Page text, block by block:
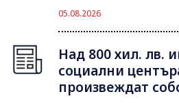
05.08.2026
Над 800 хил. лв.
социални
произвеждат